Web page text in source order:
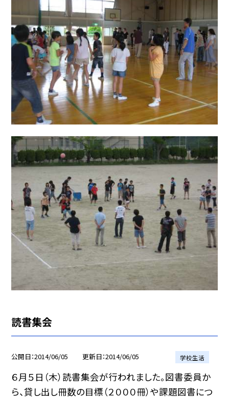
読書集会
公開日 2014/06/05 更新日 2014/06/05 学校生活
６月５日（木）読書集会が行われました。図書委員か
ら、貸し出し冊数の目標（２０００冊）や課題図書につ